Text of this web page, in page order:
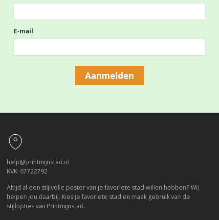
E-mail
Aanmelden
help@printmijnstad.nl
KVK: 67722792
Altijd al een stijlvolle poster van je favoriete stad willen hebben? Wij
helpen jou daarbij. Kies je favoriete stad en maak gebruik van de
stijlopties van Printmijnstad.